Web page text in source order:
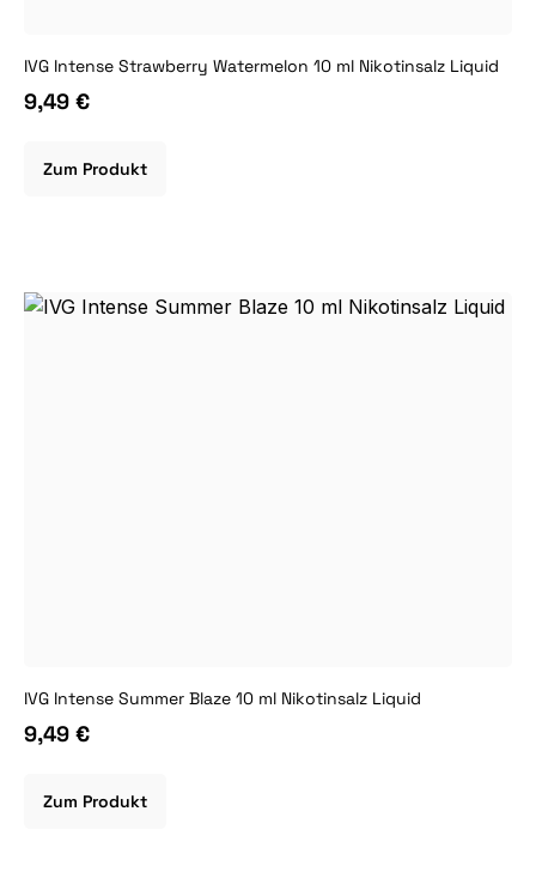
IVG Intense Strawberry Watermelon 10 ml Nikotinsalz Liquid
9,49 €
Zum Produkt
IVG Intense Summer Blaze 10 ml Nikotinsalz Liquid
9,49 €
Zum Produkt